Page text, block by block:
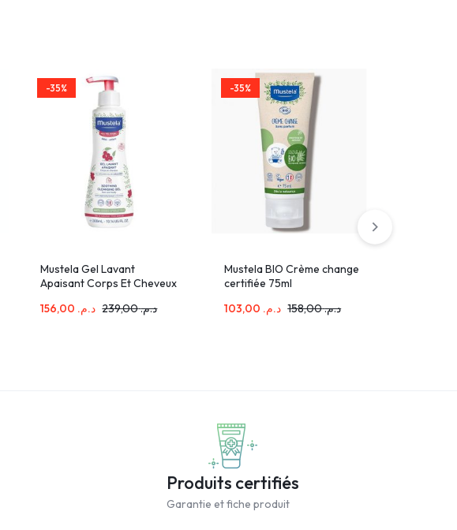
-35%
Mustela Gel Lavant
Apaisant Corps Et Cheveux
300ml د.م. د.م.239,00
-35%
Mustela BIO Crème change
certifiée 75ml
د.م.
د.م.158,00
Produits certifiés
Garantie et fiche produit